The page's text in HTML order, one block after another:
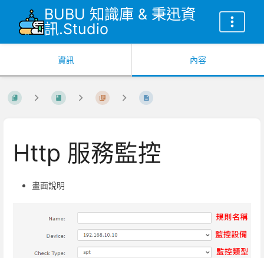
BUBU 知識庫 & 秉迅資
訊.Studio
資訊 內容
Http 服務監控
畫面說明